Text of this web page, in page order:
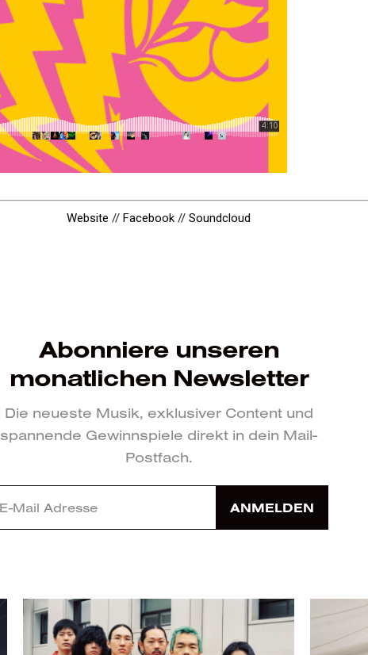
Website // Facebook // Soundcloud
Abonniere unseren
monatlichen Newsletter
Die neueste Musik, exklusiver Content und
spannende Gewinnspiele direkt in dein Mail-
Postfach.
ANMELDEN